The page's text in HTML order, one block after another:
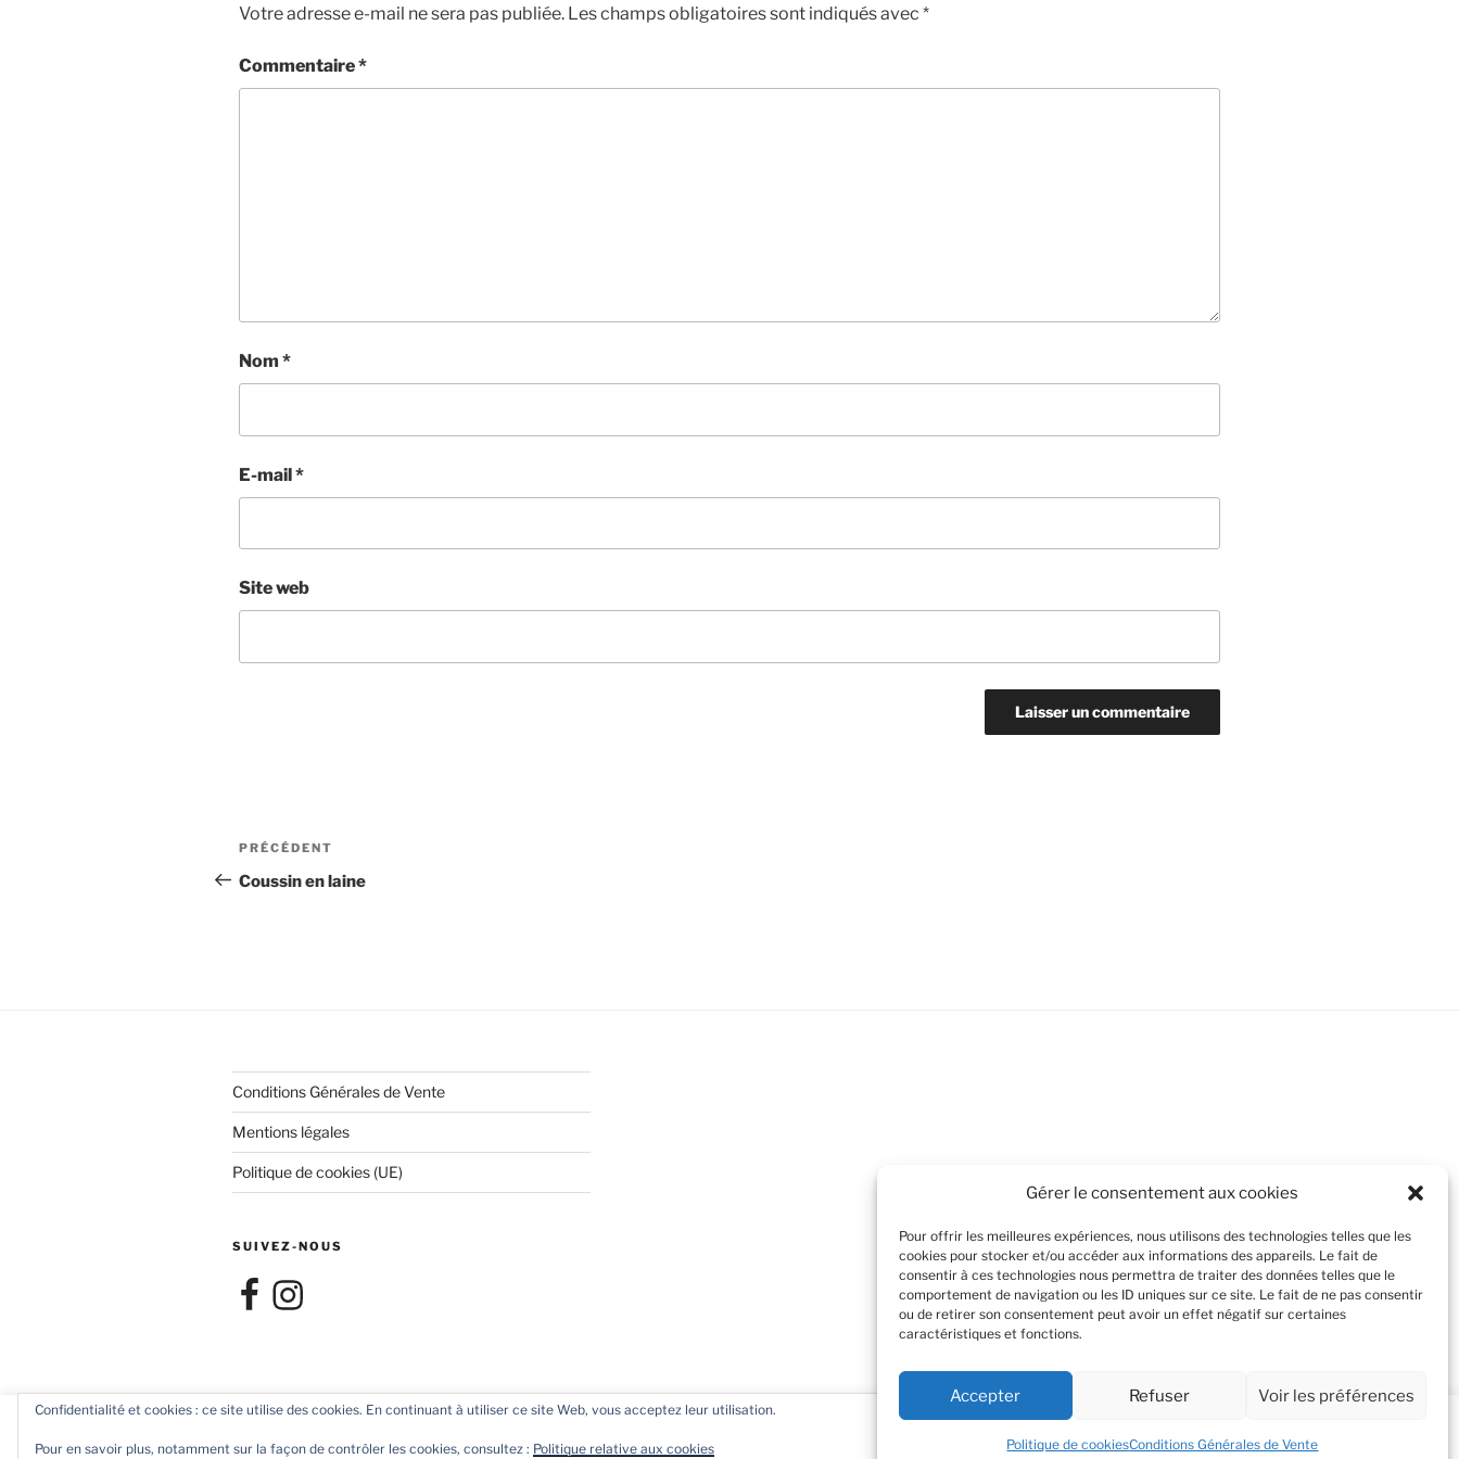
Gérer le consentement aux cookies
Pour offrir les meilleures expériences, nous utilisons des technologies telles que les
cookies pour stocker et/ou accéder aux informations des appareils. Le fait de
consentir à ces technologies nous permettra de traiter des données telles que le
comportement de navigation ou les ID uniques sur ce site. Le fait de ne pas consentir
ou de retirer son consentement peut avoir un effet négatif sur certaines
caractéristiques et fonctions.
Accepter Refuser Voir les préférences
Politique de cookiesConditions Générales de Vente
Votre adresse e-mail ne sera pas publiée. Les champs obligatoires sont indiqués avec *
Commentaire*
Nom *
E-mail*
Site web
Navigation
de
Article
précédent
PRÉCÉDENT
Coussin en laine
Conditions Générales de Vente
Mentions légales
Politique de cookies (UE)
SUIVEZ-NOUS
FacebookInstagram
Nous utilisons des cookies pour améliorer votre expérience de navigation et en se souvenant de vos visites. En cliquant sur
"Accept all", vous acceptez l'utilisation de tous les cookies. Toutefois vous pouvez cliquer sur "Cookie Settings" pour modifier
Cookie Settings
Confidentialité et cookies : ce site utilise des cookies. En continuant à utiliser ce site Web, vous acceptez leur utilisation.
Pour en savoir plus, notamment sur la façon de contrôler les cookies, consultez : Politique relative aux cookies